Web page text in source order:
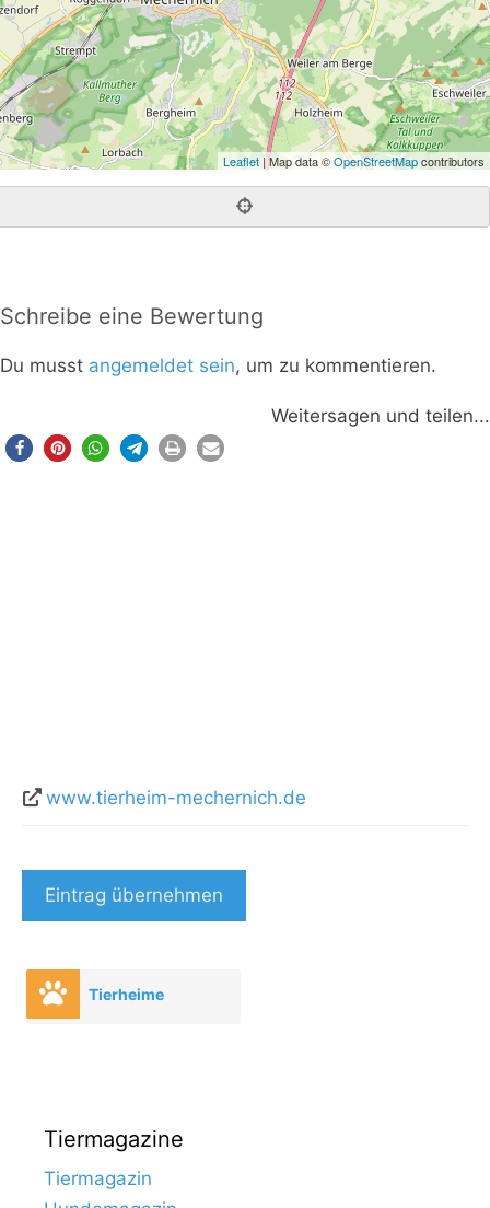
Leaflet | Map data ©OpenStreetMapcontributors
Schreibe eine Bewertung
Du musst angemeldet sein, um zu kommentieren.
Weitersagen und teilen...
www.tierheim-mechernich.de
Eintrag übernehmen
Tierheime
Tiermagazine
Tiermagazin